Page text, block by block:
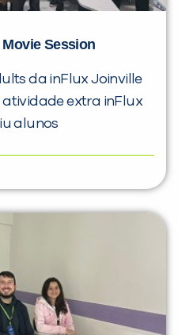
Session
da inFlux Joinville
extra inFlux
alunos